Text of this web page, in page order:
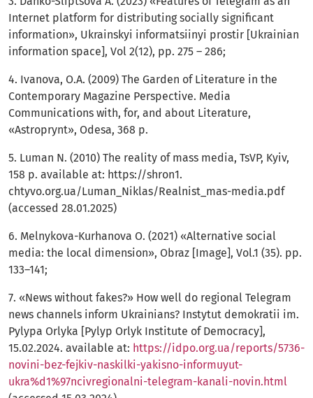
Internet platform for distributing socially significant
information», Ukrainskyi informatsiinyi prostir [Ukrainian
information space], Vol 2(12), рp. 275 – 286;
4. Ivanova, O.A. (2009) The Garden of Literature in the
Contemporary Magazine Perspective. Media
Communications with, for, and about Literature,
«Astroprynt», Odesa, 368 р.
5. Luman N. (2010) The reality of mass media, TsVP, Kyiv,
158 р. available at: https://shron1.
chtyvo.org.ua/Luman_Niklas/Realnist_mas-media.pdf
(accessed 28.01.2025)
6. Melnykova-Kurhanova O. (2021) «Alternative social
media: the local dimension», Obraz [Image], Vol.1 (35). pp.
133–141;
7. «News without fakes?» How well do regional Telegram
news channels inform Ukrainians? Instytut demokratii im.
Pylypa Orlyka [Pylyp Orlyk Institute of Democracy],
15.02.2024. available at: https://idpo.org.ua/reports/5736-
novini-bez-fejkiv-naskilki-yakisno-informuyut-
ukra%d1%97ncivregionalni-telegram-kanali-novin.html